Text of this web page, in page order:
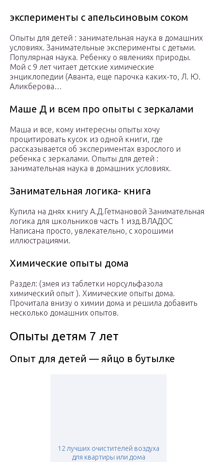
эксперименты с апельсиновым соком
Опыты для детей : занимательная наука в домашних
условиях. Занимательные эксперименты с детьми.
Популярная наука. Ребенку о явлениях природы.
Мой с 9 лет читает детские химические
энциклопедии (Аванта, еще парочка каких-то, Л. Ю.
Аликберова…
Маше Д и всем про опыты с зеркалами
Маша и все, кому интересны опыты хочу
процитировать кусок из одной книги, где
рассказывается об экспериментах взрослого и
ребенка с зеркалами. Опыты для детей :
занимательная наука в домашних условиях.
Занимательная логика- книга
Купила на днях книгу А.Д.Гетмановой Занимательная
логика для школьников часть 1 изд.ВЛАДОС
Написана просто, увлекательно, с хорошими
иллюстрациями.
Химические опыты дома
Раздел: (змея из таблетки норсульфазола
химический опыт ). Химические опыты дома.
Прочитала внизу о химии дома и решила добавить
несколько домашних опытов.
Опыты детям 7 лет
Опыт для детей — яйцо в бутылке
12 лучших очистителей воздуха
для квартиры или дома